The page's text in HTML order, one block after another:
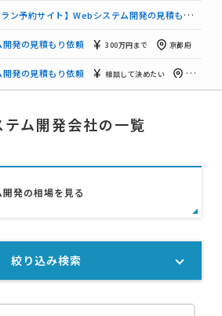
発の見積もり依頼
発の見積もり依頼 30万円まで
ム開発会社の一覧
発の相場を見る
絞り込み検索